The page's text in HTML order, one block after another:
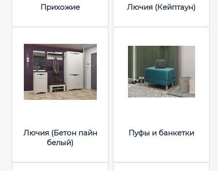
Прихожие Лючия (Кейптаун)
Лючия (Бетон пайн
белый)
Пуфы и банкетки